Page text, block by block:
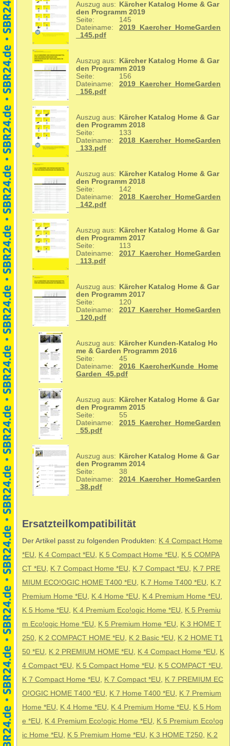
Auszug aus:
Kärcher Katalog Home & Gar
den Programm 2019
Seite:
145
Dateiname:
2019_Kaercher_HomeGarden
_145.pdf
Auszug aus:
Kärcher Katalog Home & Gar
den Programm 2019
Seite:
156
Dateiname:
2019_Kaercher_HomeGarden
_156.pdf
Auszug aus:
Kärcher Katalog Home & Gar
den Programm 2018
Seite:
133
Dateiname:
2018_Kaercher_HomeGarden
_133.pdf
Auszug aus:
Kärcher Katalog Home & Gar
den Programm 2018
Seite:
142
Dateiname:
2018_Kaercher_HomeGarden
_142.pdf
Auszug aus:
Kärcher Katalog Home & Gar
den Programm 2017
Seite:
113
Dateiname:
2017_Kaercher_HomeGarden
_113.pdf
Auszug aus:
Kärcher Katalog Home & Gar
den Programm 2017
Seite:
120
Dateiname:
2017_Kaercher_HomeGarden
_120.pdf
Auszug aus:
Kärcher Kunden-Katalog Ho
me & Garden Programm 2016
Seite:
45
Dateiname:
2016_KaercherKunde_Home
Garden_45.pdf
Auszug aus:
Kärcher Katalog Home & Gar
den Programm 2015
Seite:
55
Dateiname:
2015_Kaercher_HomeGarden
_55.pdf
Auszug aus:
Kärcher Katalog Home & Gar
den Programm 2014
Seite:
38
Dateiname:
2014_Kaercher_HomeGarden
_38.pdf
Ersatzteilkompatibilität
Der Artikel passt zu folgenden Produkten: K 4 Compact Home
*EU
K 4 Compact *EU K 5 Compact Home *EU
K 5 COMPA
CT *EU
K 7 Compact Home *EU K 7 Compact *EU
K 7 PRE
MIUM ECO!OGIC HOME T400 *EU
K 7 Home T400 *EU
K 7
Premium Home *EU
K 4 Home *EU K 4 Premium Home *EU
K 5 Home *EU
K 4 Premium Eco!ogic Home *EU
K 5 Premiu
m Eco!ogic Home *EU
K 5 Premium Home *EU
K 3 HOME T
250 K 2 COMPACT HOME *EU K 2 Basic *EU
K 2 HOME T1
50 *EU
K 2 PREMIUM HOME *EU K 4 Compact Home *EU
K
4 Compact *EU
K 5 Compact Home *EU K 5 COMPACT *EU
K 7 Compact Home *EU
K 7 Compact *EU
K 7 PREMIUM EC
O!OGIC HOME T400 *EU
K 7 Home T400 *EU
K 7 Premium
Home *EU
K 4 Home *EU K 4 Premium Home *EU
K 5 Hom
e *EU
K 4 Premium Eco!ogic Home *EU
K 5 Premium Eco!og
ic Home *EU
K 5 Premium Home *EU K 3 HOME T250 K 2